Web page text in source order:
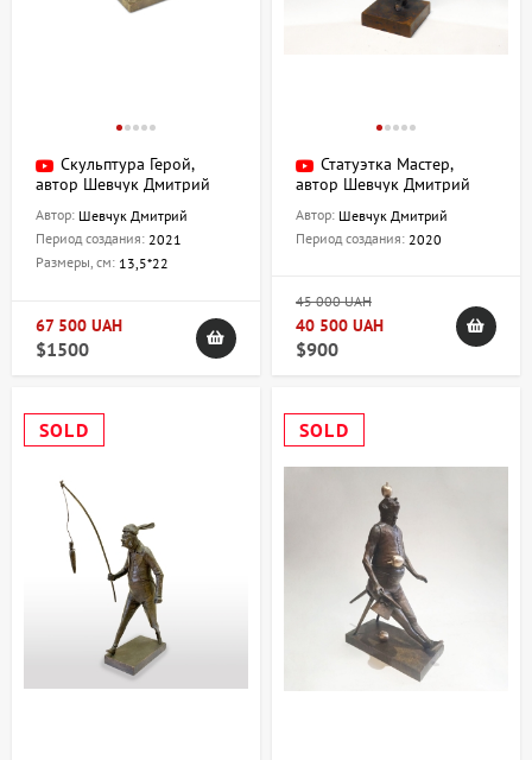
Скульптура Герой,
автор Шевчук Дмитрий
Автор: Шевчук Дмитрий
Период создания: 2021
Размеры, см: 13,5*22
67 500 UAH
$1500
Статуэтка Мастер,
автор Шевчук Дмитрий
Автор: Шевчук Дмитрий
Период создания: 2020
45 000 UAH
40 500 UAH
$900
SOLD SOLD